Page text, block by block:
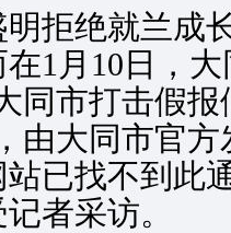
绝就兰成长
在1月10日，
同市打击假
由大同市官
已找不到此
者采访。